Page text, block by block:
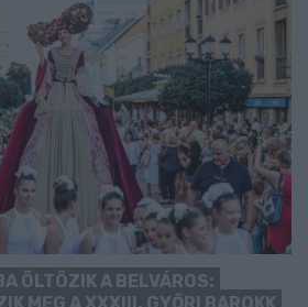
ÖLTÖZIK A BELVÁROS: